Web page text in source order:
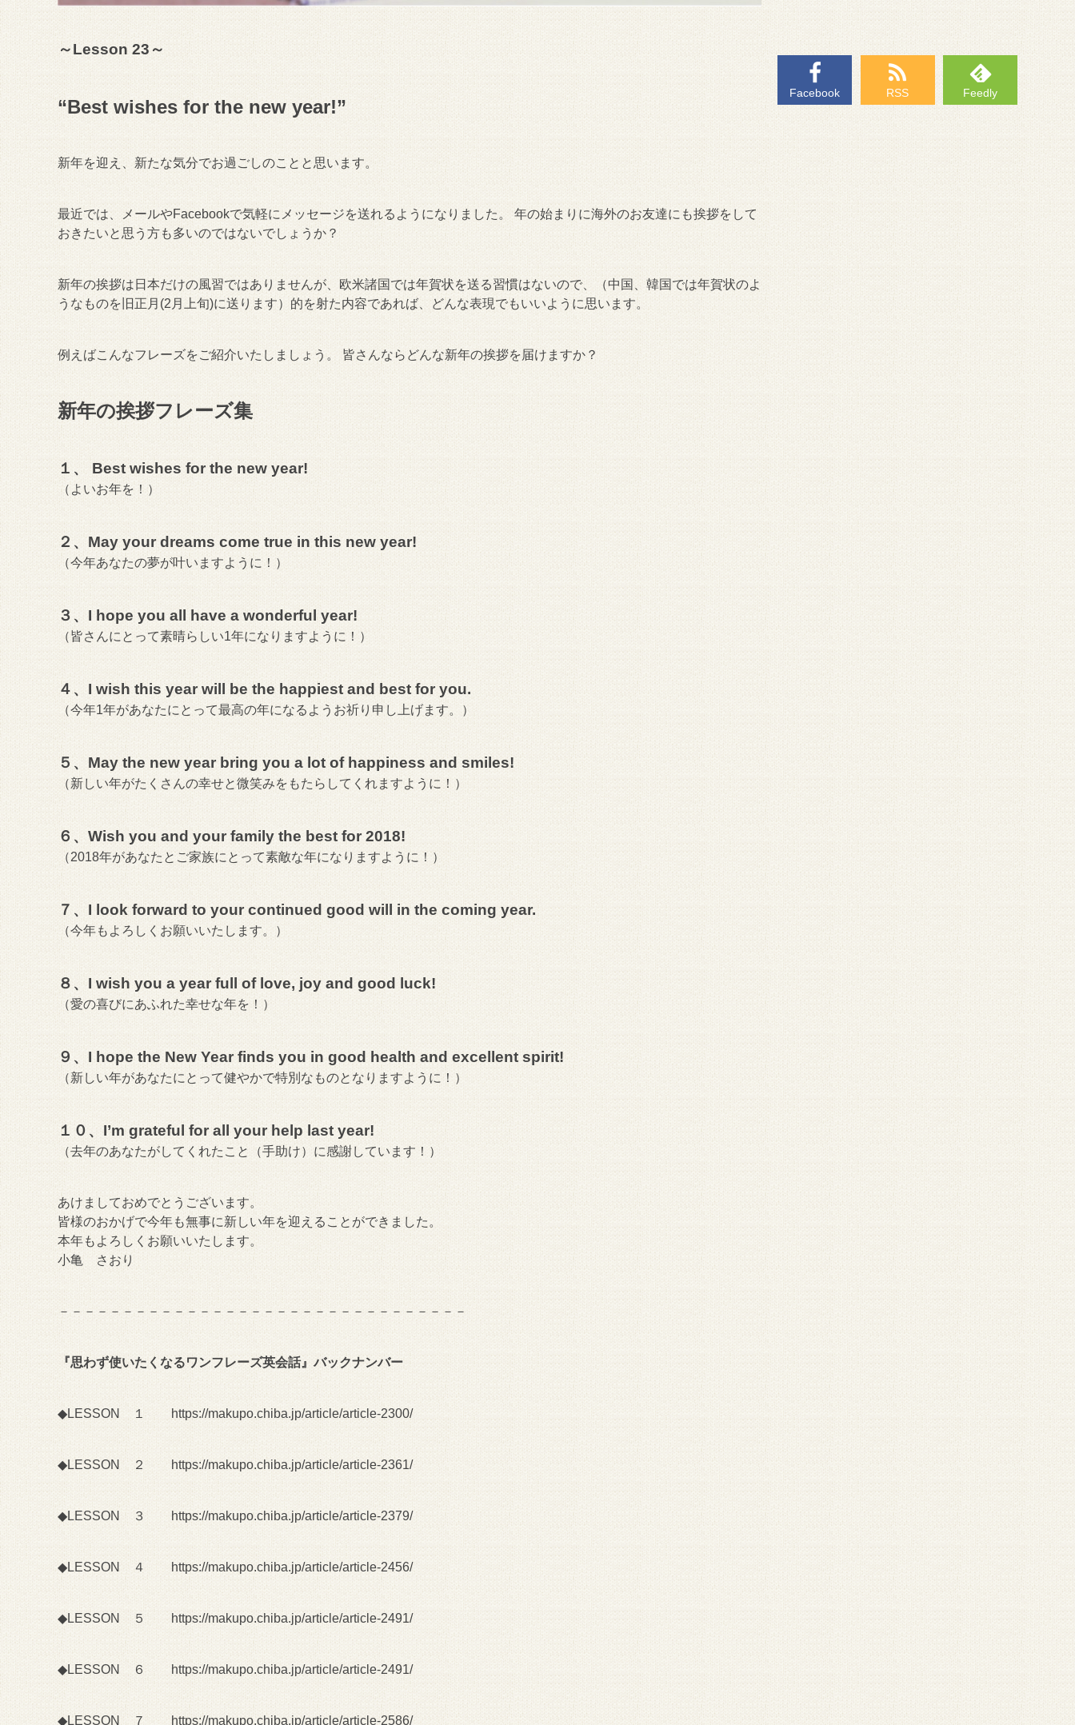
～Lesson 23～
“Best wishes for the new year!”
新年を迎え、新たな気分でお過ごしのことと思います。
最近では、メールやFacebookで気軽にメッセージを送れるようになりました。 年の始まりに海外のお友達にも挨拶をして
おきたいと思う方も多いのではないでしょうか？
新年の挨拶は日本だけの風習ではありませんが、欧米諸国では年賀状を送る習慣はないので、（中国、韓国では年賀状のよ
うなものを旧正月(2月上旬)に送ります）的を射た内容であれば、どんな表現でもいいように思います。
例えばこんなフレーズをご紹介いたしましょう。 皆さんならどんな新年の挨拶を届けますか？
新年の挨拶フレーズ集
１、 Best wishes for the new year!
（よいお年を！）
２、May your dreams come true in this new year!
（今年あなたの夢が叶いますように！）
３、I hope you all have a wonderful year!
（皆さんにとって素晴らしい1年になりますように！）
４、I wish this year will be the happiest and best for you.
（今年1年があなたにとって最高の年になるようお祈り申し上げます。）
５、May the new year bring you a lot of happiness and smiles!
（新しい年がたくさんの幸せと微笑みをもたらしてくれますように！）
６、Wish you and your family the best for 2018!
（2018年があなたとご家族にとって素敵な年になりますように！）
７、I look forward to your continued good will in the coming year.
（今年もよろしくお願いいたします。）
８、I wish you a year full of love, joy and good luck!
（愛の喜びにあふれた幸せな年を！）
９、I hope the New Year finds you in good health and excellent spirit!
（新しい年があなたにとって健やかで特別なものとなりますように！）
１０、I’m grateful for all your help last year!
（去年のあなたがしてくれたこと（手助け）に感謝しています！）
あけましておめでとうございます。
皆様のおかげで今年も無事に新しい年を迎えることができました。
本年もよろしくお願いいたします。
小亀 さおり
－－－－－－－－－－－－－－－－－－－－－－－－－－－－－－－－
『思わず使いたくなるワンフレーズ英会話』バックナンバー
◆LESSON １ https://makupo.chiba.jp/article/article-2300/
◆LESSON ２ https://makupo.chiba.jp/article/article-2361/
◆LESSON ３ https://makupo.chiba.jp/article/article-2379/
◆LESSON ４ https://makupo.chiba.jp/article/article-2456/
◆LESSON ５ https://makupo.chiba.jp/article/article-2491/
◆LESSON ６ https://makupo.chiba.jp/article/article-2491/
◆LESSON ７ https://makupo.chiba.jp/article/article-2586/
Facebook RSS Feedly